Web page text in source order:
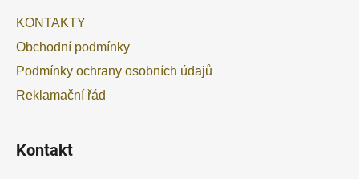
KONTAKTY
Obchodní podmínky
Podmínky ochrany osobních údajů
Reklamační řád
Kontakt